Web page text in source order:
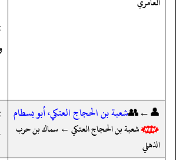
👤←👥شعبة بن الحجاج العتكي، أبو بسطام
شعبة بن الحجاج العتكي ← سماك بن حرب
الذهلي